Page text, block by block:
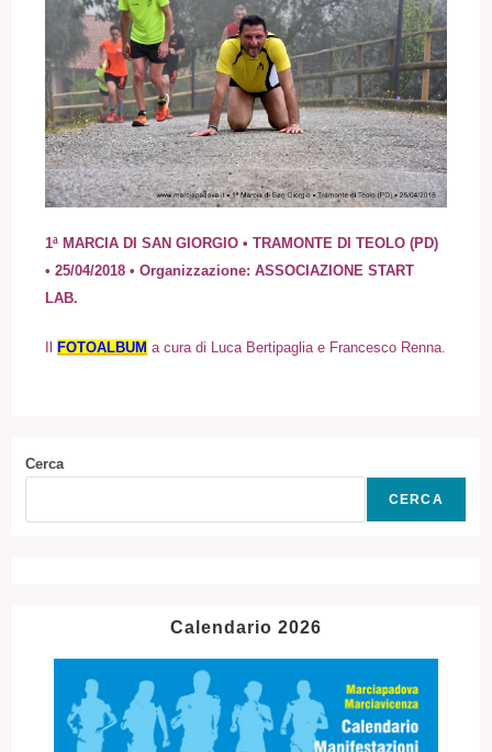
1ª MARCIA DI SAN GIORGIO • TRAMONTE DI TEOLO (PD)
• 25/04/2018 • Organizzazione: ASSOCIAZIONE START
LAB.
FOTOALBUM a cura di Luca Bertipaglia e Francesco Renna.
Cerca
CERCA
Calendario 2026